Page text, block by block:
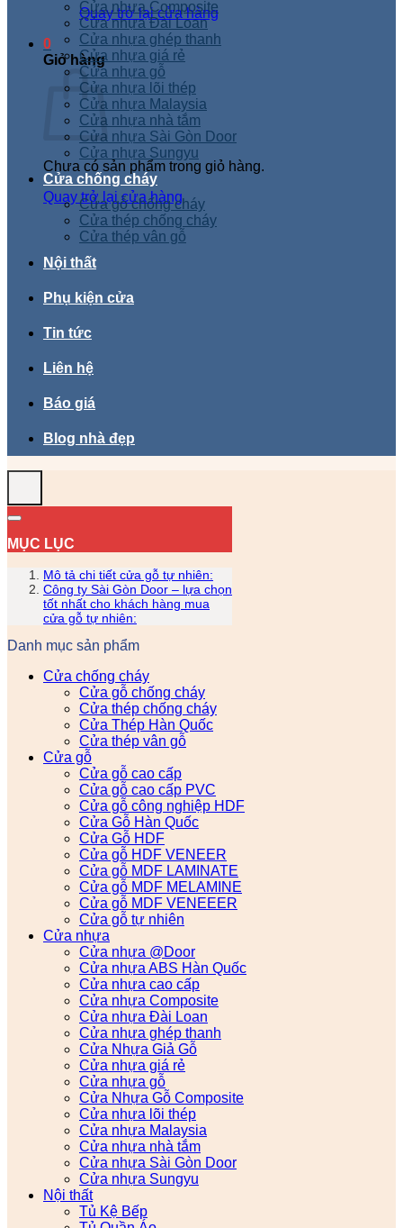
Quay trở lại cửa hàng
0
Giỏ hàng
Chưa có sản phẩm trong giỏ hàng.
Quay trở lại cửa hàng
Cửa nhựa Composite
Cửa nhựa Đài Loan
Cửa nhựa ghép thanh
Cửa nhựa giá rẻ
Cửa nhựa gỗ
Cửa nhựa lõi thép
Cửa nhựa Malaysia
Cửa nhựa nhà tắm
Cửa nhựa Sài Gòn Door
Cửa nhựa Sungyu
Cửa chống cháy
Cửa gỗ chống cháy
Cửa thép chống cháy
Cửa thép vân gỗ
Nội thất
Phụ kiện cửa
Tin tức
Liên hệ
Báo giá
Blog nhà đẹp
MỤC LỤC
Mô tả chi tiết cửa gỗ tự nhiên:
Công ty Sài Gòn Door – lựa chọn
tốt nhất cho khách hàng mua
cửa gỗ tự nhiên:
Danh mục sản phẩm
Cửa chống cháy
Cửa gỗ chống cháy
Cửa thép chống cháy
Cửa Thép Hàn Quốc
Cửa thép vân gỗ
Cửa gỗ
Cửa gỗ cao cấp
Cửa gỗ cao cấp PVC
Cửa gỗ công nghiệp HDF
Cửa Gỗ Hàn Quốc
Cửa Gỗ HDF
Cửa gỗ HDF VENEER
Cửa gỗ MDF LAMINATE
Cửa gỗ MDF MELAMINE
Cửa gỗ MDF VENEEER
Cửa gỗ tự nhiên
Cửa nhựa
Cửa nhựa @Door
Cửa nhựa ABS Hàn Quốc
Cửa nhựa cao cấp
Cửa nhựa Composite
Cửa nhựa Đài Loan
Cửa nhựa ghép thanh
Cửa Nhựa Giả Gỗ
Cửa nhựa giá rẻ
Cửa nhựa gỗ
Cửa Nhựa Gỗ Composite
Cửa nhựa lõi thép
Cửa nhựa Malaysia
Cửa nhựa nhà tắm
Cửa nhựa Sài Gòn Door
Cửa nhựa Sungyu
Nội thất
Tủ Kệ Bếp